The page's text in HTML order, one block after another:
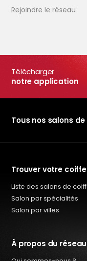
Rejoindre le réseau
Télécharger
notre application
Tous nos salons
Trouver votre
Liste des salons de
Salon par spécialités
Salon par villes
À propos du réseau